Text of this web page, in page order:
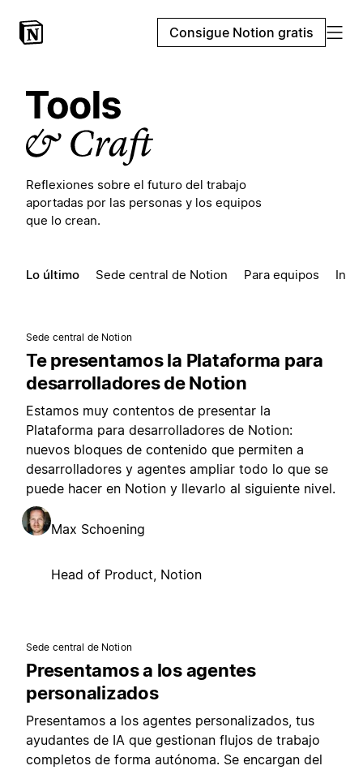
Consigue Notion gratis
Reflexiones sobre el futuro del trabajo
aportadas por las personas y los equipos
que lo crean.
Lo último Sede central de Notion Para equipos
Sede central de Notion
Te presentamos la Plataforma para
desarrolladores de Notion
Estamos muy contentos de presentar la
Plataforma para desarrolladores de Notion:
nuevos bloques de contenido que permiten a
desarrolladores y agentes ampliar todo lo que se
puede hacer en Notion y llevarlo al siguiente nivel.
Max Schoening
Head of Product, Notion
Sede central de Notion
Presentamos a los agentes
personalizados
Presentamos a los agentes personalizados, tus
ayudantes de IA que gestionan flujos de trabajo
completos de forma autónoma. Se encargan del